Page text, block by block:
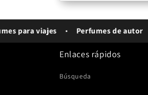
viajes Perfumes de autor
Enlaces rápidos
Búsqueda